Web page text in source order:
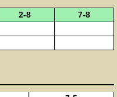
2-8
7-8